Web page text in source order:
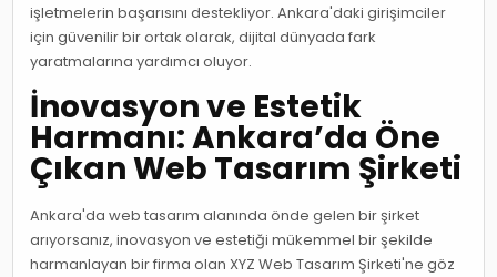
işletmelerin başarısını destekliyor. Ankara'daki girişimciler
için güvenilir bir ortak olarak, dijital dünyada fark
yaratmalarına yardımcı oluyor.
İnovasyon ve Estetik
Harmanı: Ankara’da Öne
Çıkan Web Tasarım Şirketi
Ankara'da web tasarım alanında önde gelen bir şirket
arıyorsanız, inovasyon ve estetiği mükemmel bir şekilde
harmanlayan bir firma olan XYZ Web Tasarım Şirketi'ne göz